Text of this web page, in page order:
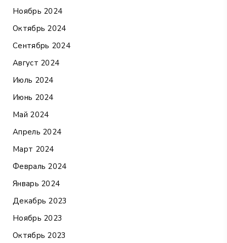
Ноябрь 2024
Октябрь 2024
Сентябрь 2024
Август 2024
Июль 2024
Июнь 2024
Май 2024
Апрель 2024
Март 2024
Февраль 2024
Январь 2024
Декабрь 2023
Ноябрь 2023
Октябрь 2023